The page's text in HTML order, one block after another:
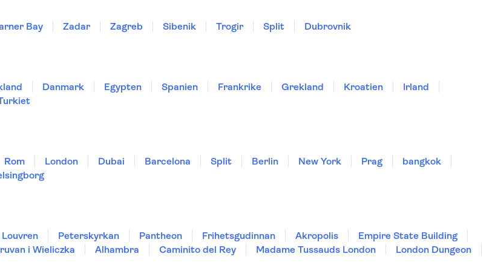
Bay Zadar Zagreb Sibenik Trogir Split
Dubrovnik
Danmark Egypten Spanien Frankrike Grekland Kroatien
Irland
Rom London Dubai Barcelona Split Berlin New York Prag
bangkok
Louvren Peterskyrkan Pantheon Frihetsgudinnan Akropolis
Empire State Building
i Wieliczka Alhambra Caminito del Rey Madame Tussauds London
London Dungeon